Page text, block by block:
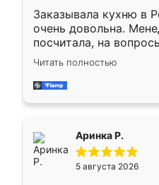
Заказывала кухню в
очень довольна.
посчитала, на
Замерщик приехал в
делу со всей
за день, ребята
Читать полностью
Аринка Р.
5 августа 2026